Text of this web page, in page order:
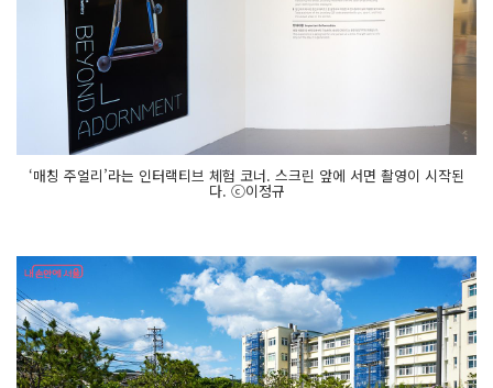
‘매칭 주얼리’라는 인터랙티브 체험 코너. 스크린 앞에 서면 촬영이 시작된
다. ⓒ이정규